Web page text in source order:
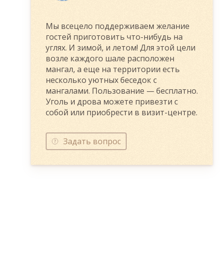
Мы всецело поддерживаем желание
гостей приготовить что-нибудь на
углях. И зимой, и летом! Для этой цели
возле каждого шале расположен
мангал, а еще на территории есть
несколько уютных беседок с
мангалами. Пользование — бесплатно.
Уголь и дрова можете привезти с
собой или приобрести в визит-центре.
Задать вопрос